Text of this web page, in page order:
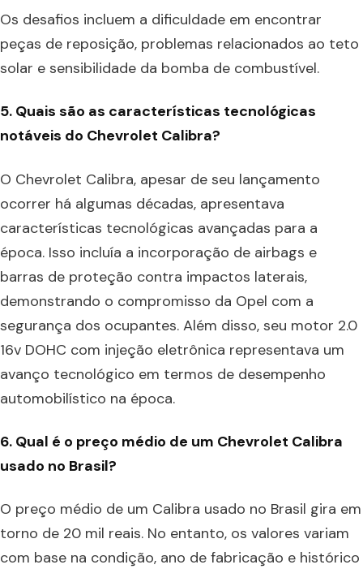
Os desafios incluem a dificuldade em encontrar
peças de reposição, problemas relacionados ao teto
solar e sensibilidade da bomba de combustível.
5. Quais são as características tecnológicas
notáveis do Chevrolet Calibra?
O Chevrolet Calibra, apesar de seu lançamento
ocorrer há algumas décadas, apresentava
características tecnológicas avançadas para a
época. Isso incluía a incorporação de airbags e
barras de proteção contra impactos laterais,
demonstrando o compromisso da Opel com a
segurança dos ocupantes. Além disso, seu motor 2.0
16v DOHC com injeção eletrônica representava um
avanço tecnológico em termos de desempenho
automobilístico na época.
6. Qual é o preço médio de um Chevrolet Calibra
usado no Brasil?
O preço médio de um Calibra usado no Brasil gira em
torno de 20 mil reais. No entanto, os valores variam
com base na condição, ano de fabricação e histórico